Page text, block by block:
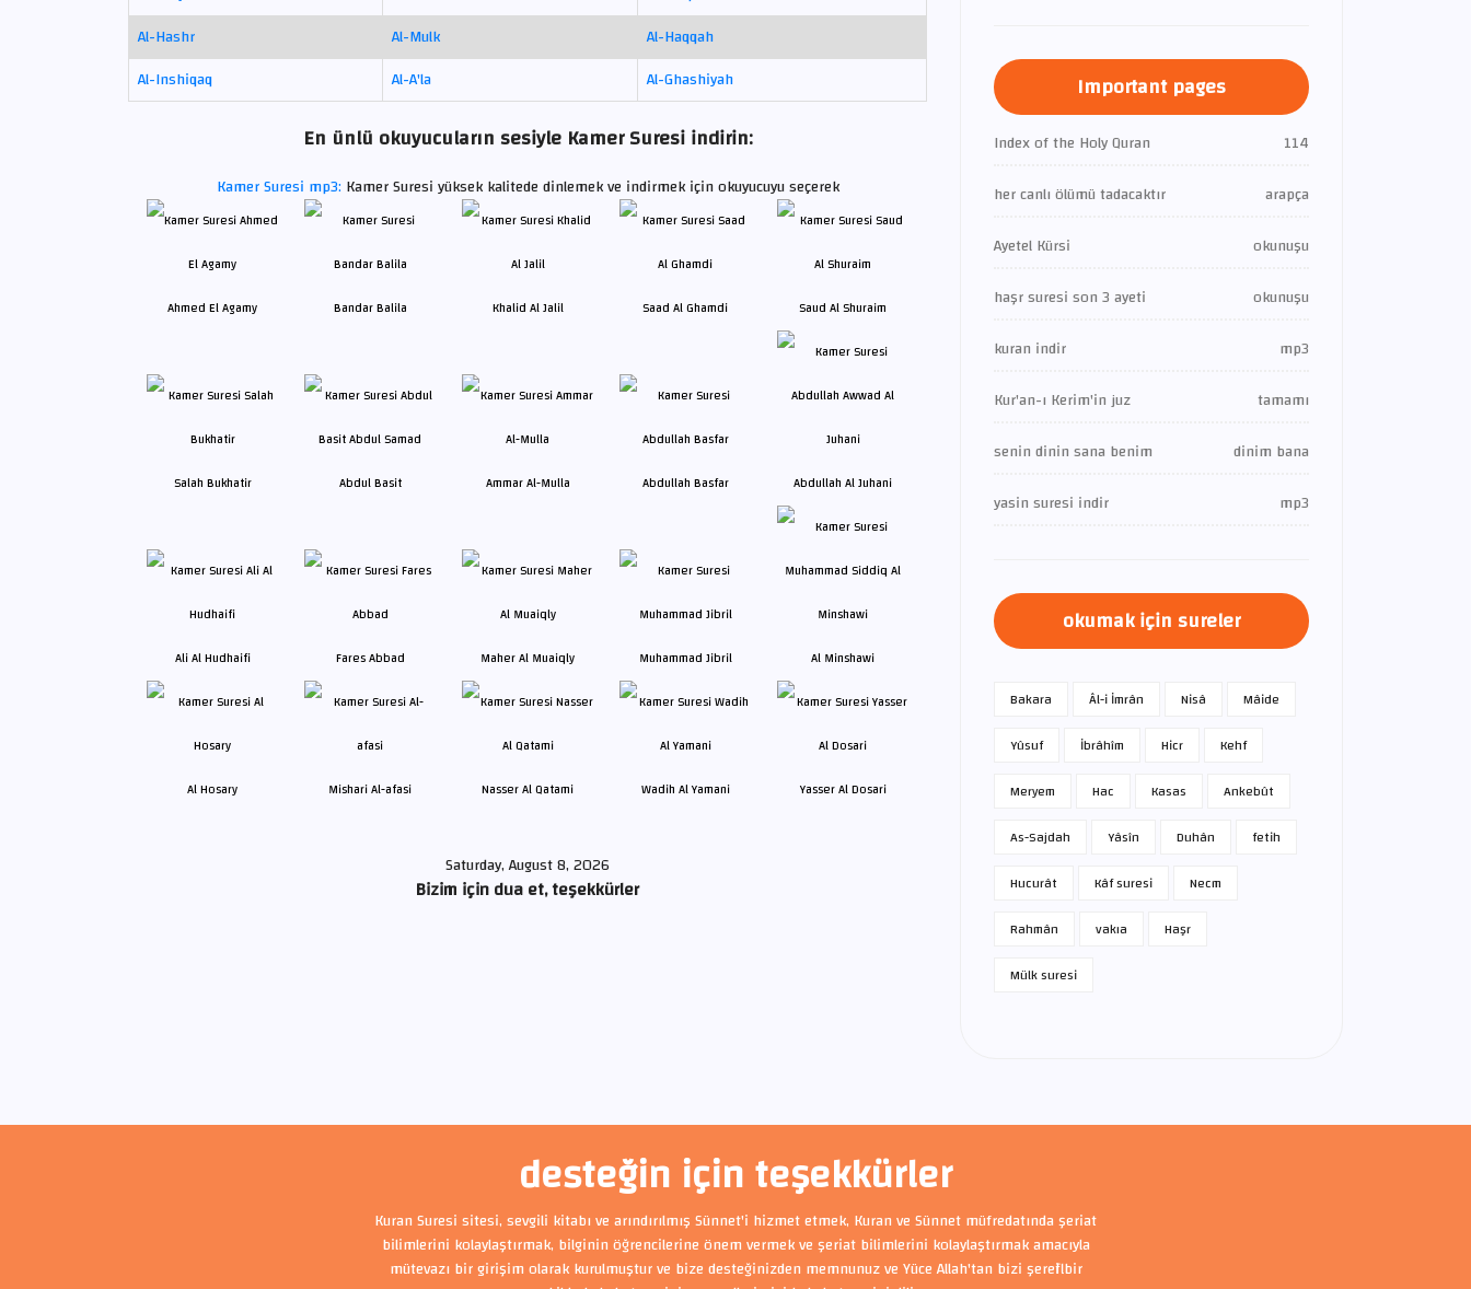
Al-Hashr
Al-Mulk
Al-Haqqah
Al-Inshiqaq
Al-A'la Al-Ghashiyah
En ünlü okuyucuların sesiyle Kamer Suresi indirin:
Kamer Suresi mp3: Kamer Suresi yüksek kalitede dinlemek ve indirmek için okuyucuyu seçerek
Ahmed El Agamy Bandar Balila Khalid Al Jalil Saad Al Ghamdi Saud Al Shuraim
Salah Bukhatir Abdul Basit Ammar Al-Mulla Abdullah Basfar Abdullah Al Juhani
Ali Al Hudhaifi Fares Abbad Maher Al Muaiqly Muhammad Jibril Al Minshawi
Al Hosary Mishari Al-afasi Nasser Al Qatami Wadih Al Yamani Yasser Al Dosari
Saturday, August 8, 2026
Bizim için dua et, teşekkürler
Important pages
Index of the Holy Quran
114
her canlı ölümü tadacaktır
arapça
Ayetel Kürsi
okunuşu
haşr suresi son 3 ayeti
okunuşu
kuran indir
mp3
Kur'an-ı Kerim'in juz
tamamı
senin dinin sana benim
dinim bana
yasin suresi indir
mp3
okumak için sureler
Bakara Âl-i İmrân Nisâ
Mâide
Yûsuf
İbrâhîm Hicr
Kehf
Meryem
Hac Kasas
Ankebût
As-Sajdah
Yâsîn Duhân
fetih
Hucurât
Kâf suresi
Necm
Rahmân
vakıa
Haşr
Mülk suresi
desteğin için teşekkürler
Kuran Suresi sitesi, sevgili kitabı ve arındırılmış Sünnet'i hizmet etmek, Kuran ve Sünnet müfredatında şeriat
bilimlerini kolaylaştırmak, bilginin öğrencilerine önem vermek ve şeriat bilimlerini kolaylaştırmak amacıyla
mütevazı bir girişim olarak kurulmuştur ve bize desteğinizden memnunuz ve Yüce Allah'tan bizi şerefli bir